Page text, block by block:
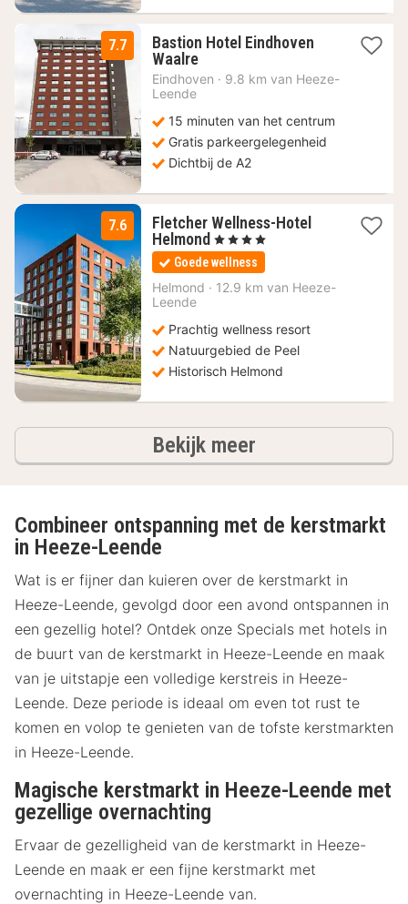
7.7
Bastion Hotel Eindhoven
Waalre1
nacht
€
Eindhoven · 9.8 km van Heeze-
Leende
15 minuten van het centrum
Gratis parkeergelegenheid
Dichtbij de A2
7.6
Fletcher Wellness-Hotel
Helmond 1
nacht
vanaf
74
, 4 Sterren
Goede wellness
Helmond · 12.9 km van Heeze-
Leende
Prachtig wellness resort
Natuurgebied de Peel
Historisch Helmond
Bekijk meerhotels
Combineer ontspanning met de kerstmarkt
in Heeze-Leende
Wat is er fijner dan kuieren over de kerstmarkt in
Heeze-Leende, gevolgd door een avond ontspannen in
een gezellig hotel? Ontdek onze Specials met hotels in
de buurt van de kerstmarkt in Heeze-Leende en maak
van je uitstapje een volledige kerstreis in Heeze-
Leende. Deze periode is ideaal om even tot rust te
komen en volop te genieten van de tofste kerstmarkten
in Heeze-Leende.
Magische kerstmarkt in Heeze-Leende met
gezellige overnachting
Ervaar de gezelligheid van de kerstmarkt in Heeze-
Leende en maak er een fijne kerstmarkt met
overnachting in Heeze-Leende van.